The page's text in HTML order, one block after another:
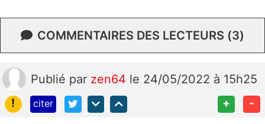
COMMENTAIRES DES LECTEURS (3)
Publié par zen64 le 24/05/2022 à 15h25
!
citer + -